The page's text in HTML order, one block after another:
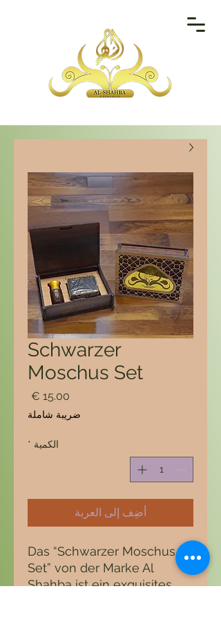
Schwarzer
Moschus Set
السعر
ضريبة شاملة
الكمية *
أضِف إلى العربة
Das “Schwarzer Moschus
Set” von der Marke Al
Shahba ist ein exquisites